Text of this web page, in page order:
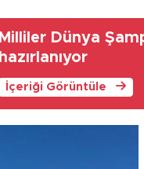
Milliler Dünya
hazırlanıyor
İçeriği Görüntüle